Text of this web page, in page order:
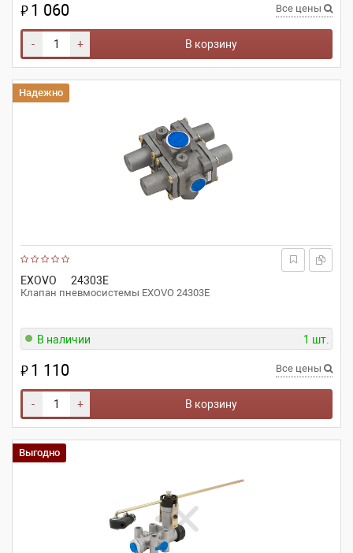
₽1 060 Все цены
- + В корзину
EXOVO 24303E
Клапан пневмосистемы EXOVO 24303E
Надежно
В наличии 1 шт.
₽1 110 Все цены
- + В корзину
Выгодно